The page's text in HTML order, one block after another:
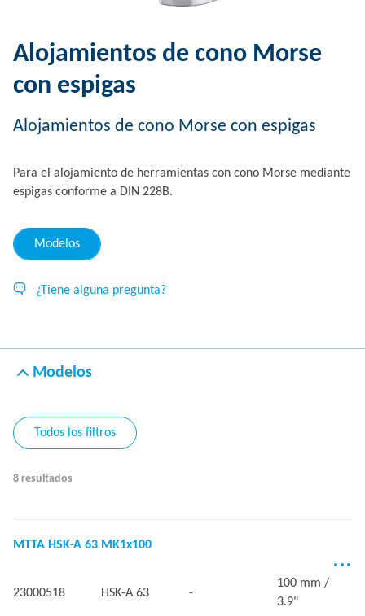
Alojamientos de cono Morse
con espigas
Alojamientos de cono Morse con espigas
Para el alojamiento de herramientas con cono Morse mediante
espigas conforme a DIN 228B.
Modelos
¿Tiene alguna pregunta?
Modelos
Todos los filtros
8 resultados
MTTA HSK-A 63 MK1x100
23000518 HSK-A 63 -
100 mm /
3.9"